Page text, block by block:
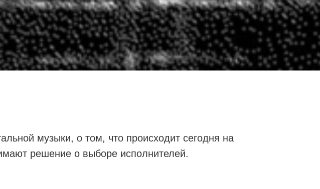
музыки, о том, что происходит сегодня на
решение о выборе исполнителей.